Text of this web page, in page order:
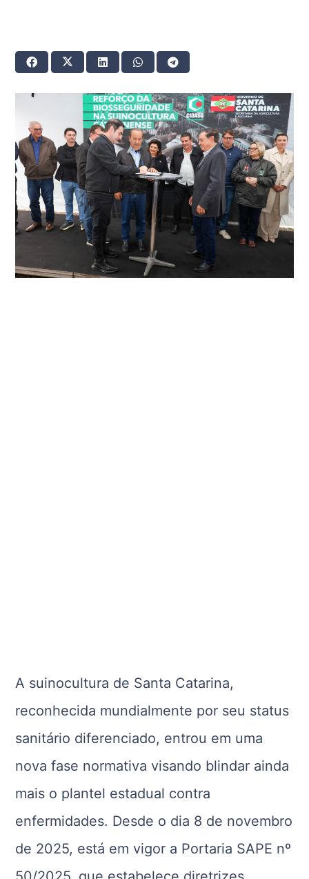
A suinocultura de Santa Catarina,
reconhecida mundialmente por seu status
sanitário diferenciado, entrou em uma
nova fase normativa visando blindar ainda
mais o plantel estadual contra
enfermidades. Desde o dia 8 de novembro
de 2025, está em vigor a Portaria SAPE nº